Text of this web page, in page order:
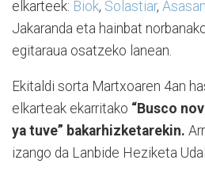
elkarteek: Biok, Solastiar,
Jakaranda eta hainbat
egitaraua osatzeko lanean.
Ekitaldi sorta Martxoaren 4an
elkarteak ekarritako “Busco
ya tuve” bakarhizketarekin.
izango da Lanbide Heziketa